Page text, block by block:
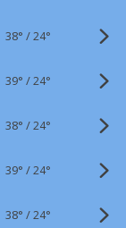
38° /24°
39° /24°
38° /24°
39° /24°
38° /24°